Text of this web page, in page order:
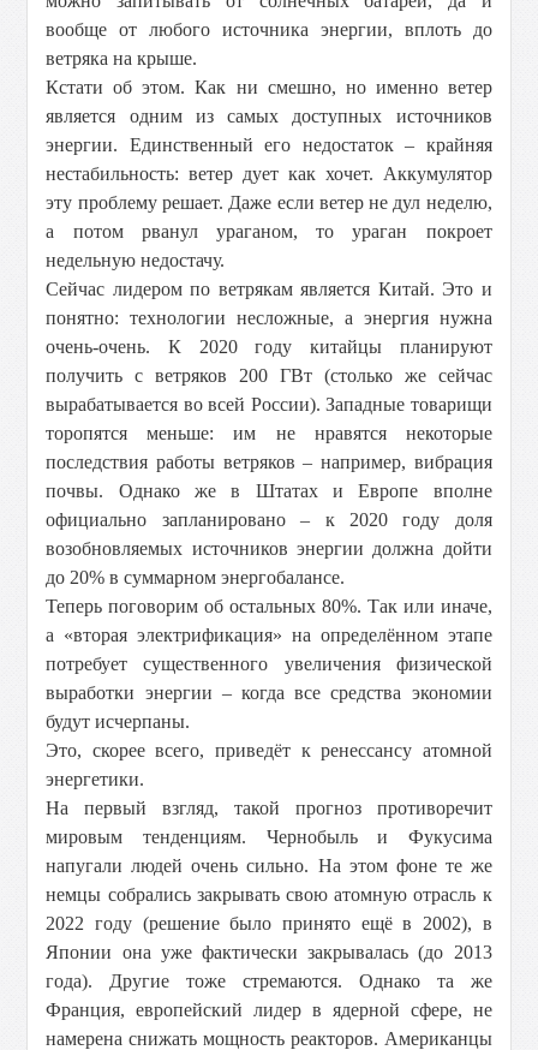
вообще от любого источника энергии, вплоть до
ветряка на крыше.
Кстати об этом. Как ни смешно, но именно ветер
является одним из самых доступных источников
энергии. Единственный его недостаток – крайняя
нестабильность: ветер дует как хочет. Аккумулятор
эту проблему решает. Даже если ветер не дул неделю,
а потом рванул ураганом, то ураган покроет
недельную недостачу.
Сейчас лидером по ветрякам является Китай. Это и
понятно: технологии несложные, а энергия нужна
очень-очень. К 2020 году китайцы планируют
получить с ветряков 200 ГВт (столько же сейчас
вырабатывается во всей России). Западные товарищи
торопятся меньше: им не нравятся некоторые
последствия работы ветряков – например, вибрация
почвы. Однако же в Штатах и Европе вполне
официально запланировано – к 2020 году доля
возобновляемых источников энергии должна дойти
до 20% в суммарном энергобалансе.
Теперь поговорим об остальных 80%. Так или иначе,
а «вторая электрификация» на определённом этапе
потребует существенного увеличения физической
выработки энергии – когда все средства экономии
будут исчерпаны.
Это, скорее всего, приведёт к ренессансу атомной
энергетики.
На первый взгляд, такой прогноз противоречит
мировым тенденциям. Чернобыль и Фукусима
напугали людей очень сильно. На этом фоне те же
немцы собрались закрывать свою атомную отрасль к
2022 году (решение было принято ещё в 2002), в
Японии она уже фактически закрывалась (до 2013
года). Другие тоже стремаются. Однако та же
Франция, европейский лидер в ядерной сфере, не
намерена снижать мощность реакторов. Американцы